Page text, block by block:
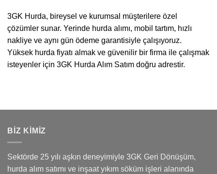
3GK Hurda, bireysel ve kurumsal müşterilere özel
çözümler sunar. Yerinde hurda alımı, mobil tartım, hızlı
nakliye ve aynı gün ödeme garantisiyle çalışıyoruz.
Yüksek hurda fiyatı almak ve güvenilir bir firma ile çalışmak
isteyenler için 3GK Hurda Alım Satım doğru adrestir.
BİZ KİMİZ
Sektörde 25 yılı aşkın deneyimiyle 3GK Geri Dönüşüm,
hurda alım satımı ve inşaat yıkım söküm işleri alanında